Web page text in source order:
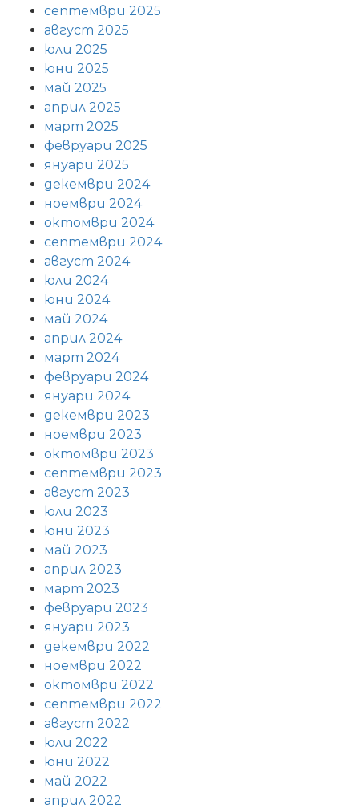
септември 2025
август 2025
юли 2025
юни 2025
май 2025
април 2025
март 2025
февруари 2025
януари 2025
декември 2024
ноември 2024
октомври 2024
септември 2024
август 2024
юли 2024
юни 2024
май 2024
април 2024
март 2024
февруари 2024
януари 2024
декември 2023
ноември 2023
октомври 2023
септември 2023
август 2023
юли 2023
юни 2023
май 2023
април 2023
март 2023
февруари 2023
януари 2023
декември 2022
ноември 2022
октомври 2022
септември 2022
август 2022
юли 2022
юни 2022
май 2022
април 2022